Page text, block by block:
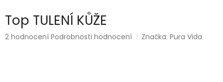
Top TULENÍ KŮŽE
Průměrné
2 hodnocení Podrobnosti hodnocení Značka:Pura Vida